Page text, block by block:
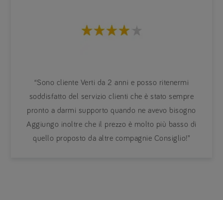
“Sono cliente Verti da 2 anni e posso ritenermi
soddisfatto del servizio clienti che è stato sempre
pronto a darmi supporto quando ne avevo bisogno
Aggiungo inoltre che il prezzo è molto più basso di
quello proposto da altre compagnie Consiglio!”